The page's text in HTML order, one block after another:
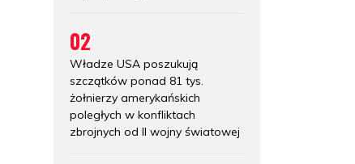
02
Władze USA poszukują
szczątków ponad 81 tys.
żołnierzy amerykańskich
poległych w konfliktach
zbrojnych od II wojny światowej